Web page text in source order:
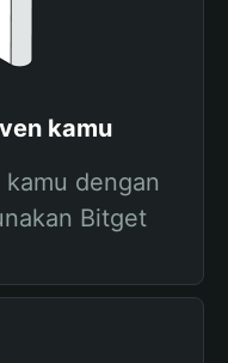
kamu
dengan
Bitget